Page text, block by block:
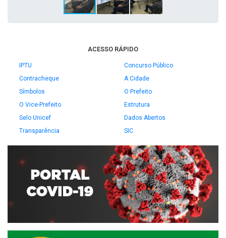
ACESSO RÁPIDO
IPTU
Concurso Público
Contracheque
A Cidade
Símbolos
O Prefeito
O Vice-Prefeito
Estrutura
Selo Unicef
Dados Abertos
Transparência
SIC